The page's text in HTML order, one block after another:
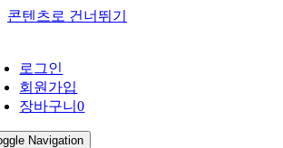
콘텐츠로 건너뛰기
로그인
회원가입
장바구니0
Navigation